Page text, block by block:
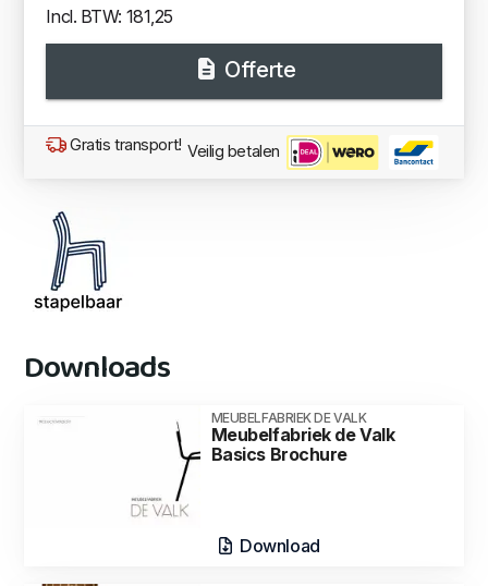
Incl. BTW: 181,25
Offerte
Gratis transport! Veilig betalen
Downloads
MEUBELFABRIEK DE VALK
Meubelfabriek de Valk
Basics Brochure
Download